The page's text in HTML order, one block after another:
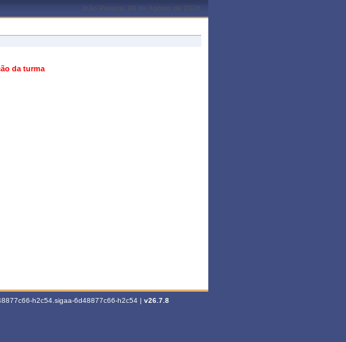
João Pessoa, 09 de Agosto de 2026
da turma
h2c54.sigaa-6d48877c66-h2c54 | v26.7.8